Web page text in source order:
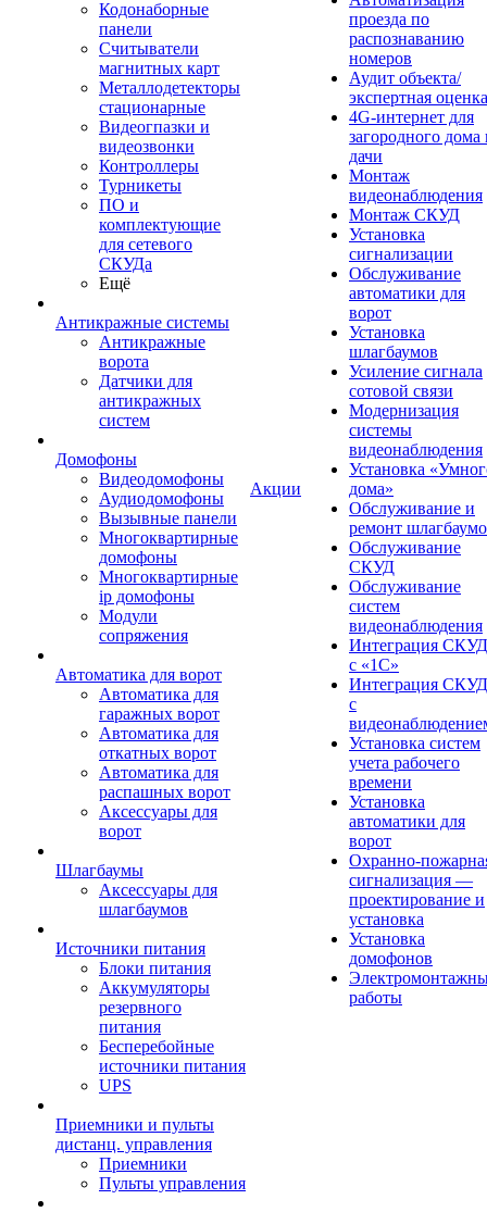
Кодонаборные
панели
Считыватели
магнитных карт
Металлодетекторы
стационарные
Видеогпазки и
видеозвонки
Контроллеры
Турникеты
ПО и
комплектующие
для сетевого
СКУДа
Ещё
Антикражные системы
Антикражные
ворота
Датчики для
антикражных
систем
Домофоны
Видеодомофоны
Аудиодомофоны
Вызывные панели
Многоквартирные
домофоны
Многоквартирные
ip домофоны
Модули
сопряжения
Автоматика для ворот
Автоматика для
гаражных ворот
Автоматика для
откатных ворот
Автоматика для
распашных ворот
Аксессуары для
ворот
Шлагбаумы
Аксессуары для
шлагбаумов
Источники питания
Блоки питания
Аккумуляторы
резервного
питания
Бесперебойные
источники питания
UPS
Приемники и пульты
дистанц. управления
Приемники
Пульты управления
Акции
проезда по
распознаванию
номеров
Аудит объекта/
экспертная оценка
4G-интернет для
загородного дома
дачи
Монтаж
видеонаблюдения
Монтаж СКУД
Установка
сигнализации
Обслуживание
автоматики для
ворот
Установка
шлагбаумов
Усиление сигнала
сотовой связи
Модернизация
системы
видеонаблюдения
Установка
дома»
Обслуживание и
ремонт
Обслуживание
СКУД
Обслуживание
систем
видеонаблюдения
Интеграция СКУД
с «1С»
Интеграция СКУД
с
Установка систем
учета рабочего
времени
Установка
автоматики для
ворот
Охранно-
сигнализация —
проектирование и
установка
Установка
домофонов
работы